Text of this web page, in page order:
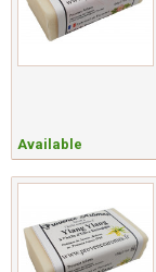
Available